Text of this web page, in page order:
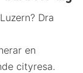
Dra
en
cityresa.